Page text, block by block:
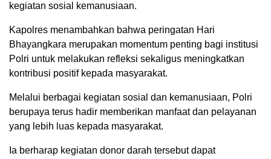
kegiatan sosial kemanusiaan.
Kapolres menambahkan bahwa peringatan Hari
Bhayangkara merupakan momentum penting bagi institusi
Polri untuk melakukan refleksi sekaligus meningkatkan
kontribusi positif kepada masyarakat.
Melalui berbagai kegiatan sosial dan kemanusiaan, Polri
berupaya terus hadir memberikan manfaat dan pelayanan
yang lebih luas kepada masyarakat.
Ia berharap kegiatan donor darah tersebut dapat